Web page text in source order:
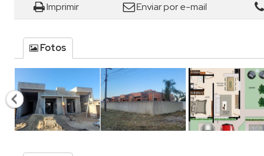
Imprimir Enviar por e-mail
Fotos